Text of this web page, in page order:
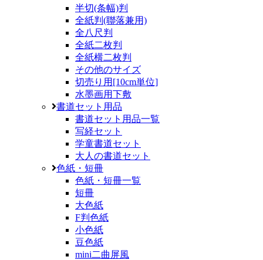
半切(条幅)判
全紙判(聯落兼用)
全八尺判
全紙二枚判
全紙横二枚判
その他のサイズ
切売り用[10cm単位]
水墨画用下敷
書道セット用品
書道セット用品一覧
写経セット
学童書道セット
大人の書道セット
色紙・短冊
色紙・短冊一覧
短冊
大色紙
F判色紙
小色紙
豆色紙
mini二曲屏風